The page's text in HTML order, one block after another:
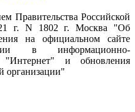
Правительства Российской
г. N 1802 г. Москва "Об
на официальном сайте
в информационно-
"Интернет" и обновления
организации"